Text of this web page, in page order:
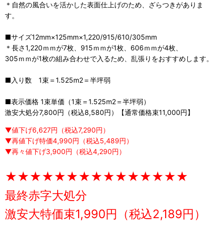
＊自然の風合いを活かした表面仕上げのため、ざらつきがありま
す。
■サイズ12mm×125mm×1,220/915/610/305mm
＊長さ1,220ｍｍが7枚、915ｍｍが1枚、606ｍｍが4枚、
305ｍｍが1枚の組み合わせで入るため、乱張りをおすすめします。
■入り数 1束＝1.525m2＝半坪弱
■表示価格 1束単価（1束＝1.525m2＝半坪弱）
激安大処分7,800円（税込8,580円）【通常価格束11,000円】
▼値下げ6,627円（税込7,290円）
▼再値下げ特価4,990円（税込5,489円）
▼再々値下げ3,900円（税込4,290円）
★★★★★★★★★★★★★★★
最終赤字大処分
激安大特価束1,990円（税込2,189円）